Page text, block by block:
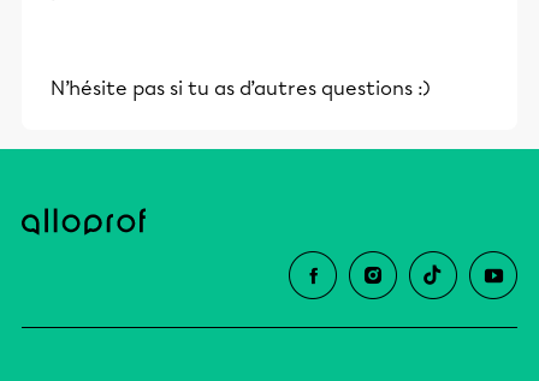
N’hésite pas si tu as d’autres questions :)